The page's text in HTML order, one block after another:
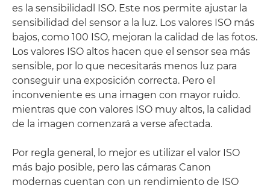
es la sensibilidadl ISO. Este nos permite ajustar la
sensibilidad del sensor a la luz. Los valores ISO más
bajos, como 100 ISO, mejoran la calidad de las fotos.
Los valores ISO altos hacen que el sensor sea más
sensible, por lo que necesitarás menos luz para
conseguir una exposición correcta. Pero el
inconveniente es una imagen con mayor ruido.
mientras que con valores ISO muy altos, la calidad
de la imagen comenzará a verse afectada.
Por regla general, lo mejor es utilizar el valor ISO
más bajo posible, pero las cámaras Canon
modernas cuentan con un rendimiento de ISO